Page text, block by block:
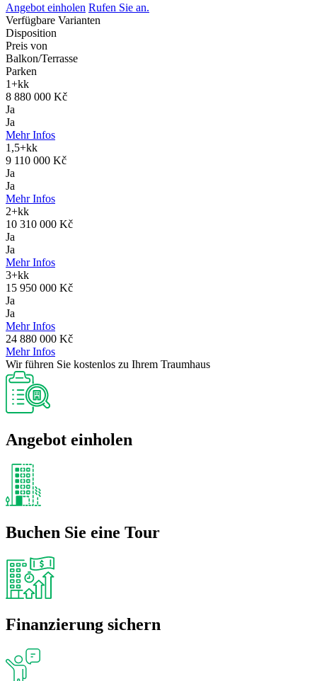
Angebot einholen Rufen Sie an.
Verfügbare Varianten
Disposition
Preis von
Balkon/Terrasse
Parken
1+kk
8 880 000 Kč
Ja
Ja
Mehr Infos
1,5+kk
9 110 000 Kč
Ja
Ja
Mehr Infos
2+kk
10 310 000 Kč
Ja
Ja
Mehr Infos
3+kk
15 950 000 Kč
Ja
Ja
Mehr Infos
24 880 000 Kč
Mehr Infos
Wir führen Sie kostenlos zu Ihrem Traumhaus
Angebot einholen
Buchen Sie eine Tour
Finanzierung sichern